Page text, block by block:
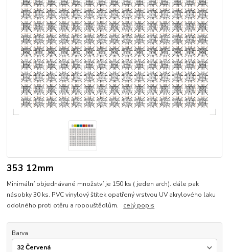
353 12mm
Minimální objednávané množství je 150 ks ( jeden arch). dále pak
násobky 30 ks. PVC vinylový štítek opatřený vrstvou UV akrylového laku
odolného proti otěru a ropouštědlům. celý popis
Barva